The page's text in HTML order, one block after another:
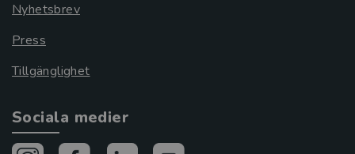
Nyhetsbrev
Press
Tillgänglighet
Sociala medier